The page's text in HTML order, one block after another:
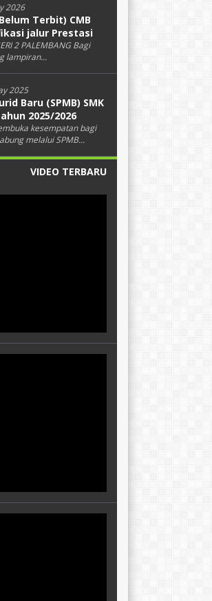
2026
Terbit) CMB
jalur Prestasi
2 PALEMBANG Bagi
lampiran...
2025
Baru (SPMB) SMK
2025/2026
kesempatan bagi
melalui SPMB...
VIDEO TERBARU